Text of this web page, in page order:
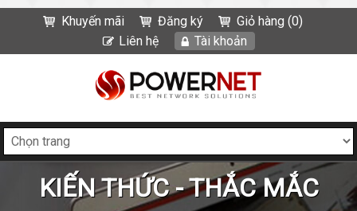
Khuyến mãi Đăng ký
Giỏ hàng (0)
Liên hệ
Tài khoản
KIẾN THỨC - THẮC MẮC